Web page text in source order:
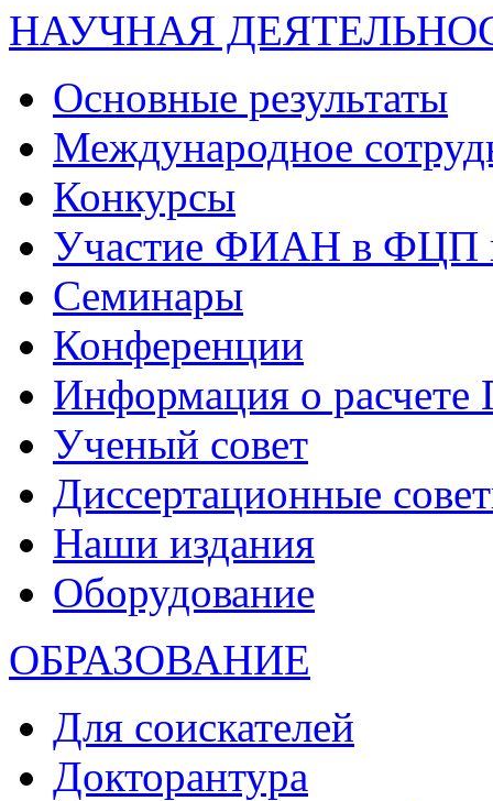
НАУЧНАЯ
Основные результаты
Международное
Конкурсы
Участие ФИАН в ФЦП
Семинары
Конференции
Информация о
Ученый совет
Диссертационные
Наши издания
Оборудование
ОБРАЗОВАНИЕ
Для соискателей
Докторантура